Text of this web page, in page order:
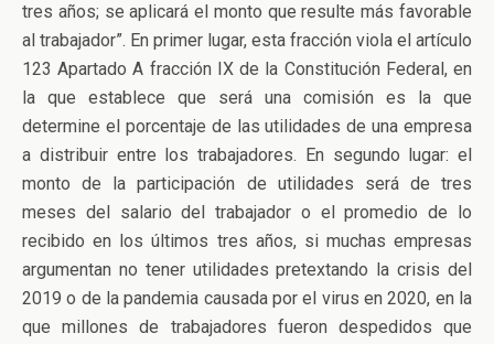
tres años; se aplicará el monto que resulte más favorable
al trabajador”. En primer lugar, esta fracción viola el artículo
123 Apartado A fracción IX de la Constitución Federal, en
la que establece que será una comisión es la que
determine el porcentaje de las utilidades de una empresa
a distribuir entre los trabajadores. En segundo lugar: el
monto de la participación de utilidades será de tres
meses del salario del trabajador o el promedio de lo
recibido en los últimos tres años, si muchas empresas
argumentan no tener utilidades pretextando la crisis del
2019 o de la pandemia causada por el virus en 2020, en la
que millones de trabajadores fueron despedidos que